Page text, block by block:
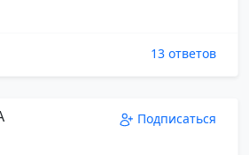
13 ответов
Подписаться